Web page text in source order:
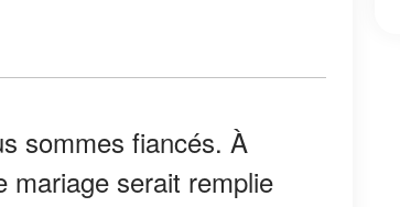
sommes fiancés. À
mariage serait remplie